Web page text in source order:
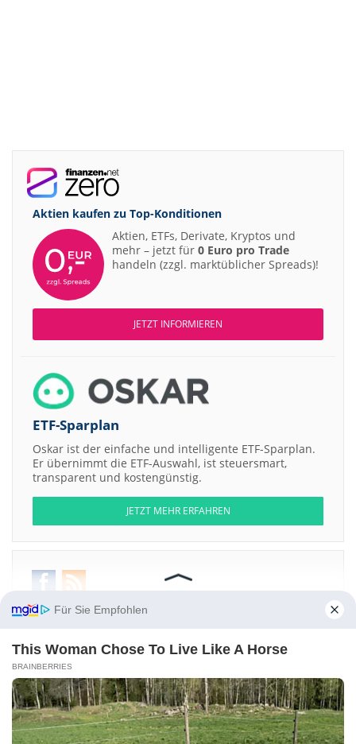
Aktien kaufen zu Top-Konditionen
Aktien, ETFs, Derivate, Kryptos und
mehr – jetzt für 0 Euro pro Trade
handeln (zzgl. marktüblicher Spreads)!
JETZT INFORMIEREN
ETF-Sparplan
Oskar ist der einfache und intelligente ETF-Sparplan.
Er übernimmt die ETF-Auswahl, ist steuersmart,
transparent und kostengünstig.
JETZT MEHR ERFAHREN
Aktien ATX DAX EuroStoxx 50
Weitere Aktien:
RSE Collection LLC Membership Interests Series - Mazda Cosmo Sport
Intelligent Living Application Group Incorporation Registered Shs RSE
Archive LLC Membership Interests Series - Birkintan Hermes
Tangerine Ostrich RSE Archive LLC Membership Interests Series -
Lincoln 1864 Abraham Lincoln Photo Treasure Global
Für Sie Empfohlen
This Woman Chose To Live Like A Horse
BRAINBERRIES